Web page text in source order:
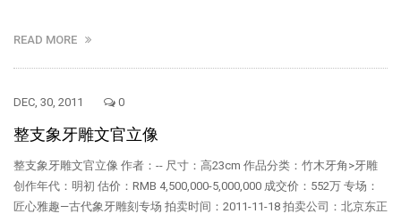
READ MORE
DEC, 30, 2011 0
整支象牙雕文官立像
整支象牙雕文官立像 作者：-- 尺寸：高23cm 作品分类：竹木牙角>牙雕
创作年代：明初 估价：RMB 4,500,000-5,000,000 成交价：552万 专场：
匠心雅趣—古代象牙雕刻专场 拍卖时间：2011-11-18 拍卖公司：北京东正